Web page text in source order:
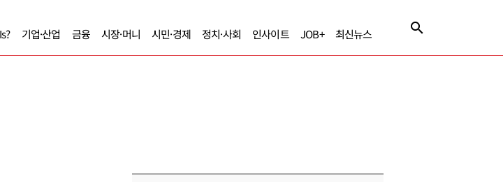
기업·산업 금융 시장·머니 시민·경제 정치·사회 인사이트 JOB+ 최신뉴스